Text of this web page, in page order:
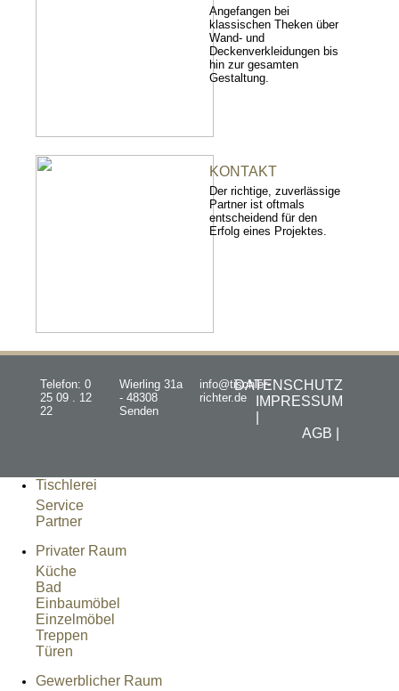
Angefangen bei
klassischen Theken über
Wand- und
Deckenverkleidungen bis
hin zur gesamten
Gestaltung.
KONTAKT
Der richtige, zuverlässige
Partner ist oftmals
entscheidend für den
Erfolg eines Projektes.
Telefon: 0
25 09 . 12
22
Wierling 31a
- 48308
Senden
info@tischler-
richter.de
DATENSCHUTZ
IMPRESSUM
AGB |
Tischlerei
Service
Partner
Privater Raum
Küche
Bad
Einbaumöbel
Einzelmöbel
Treppen
Türen
Gewerblicher Raum